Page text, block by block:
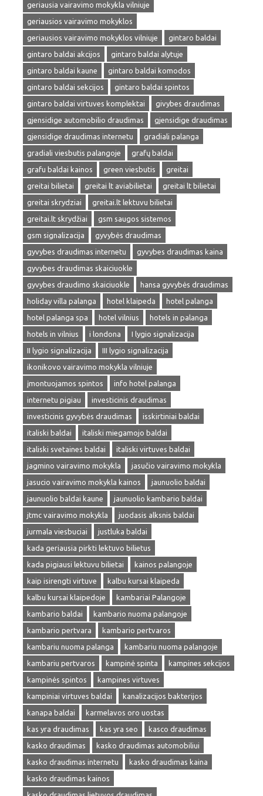
geriausia vairavimo mokykla vilniuje
geriausios vairavimo mokyklos
geriausios vairavimo mokyklos vilniuje
gintaro baldai
gintaro baldai akcijos
gintaro baldai alytuje
gintaro baldai kaune
gintaro baldai komodos
gintaro baldai sekcijos
gintaro baldai spintos
gintaro baldai virtuves komplektai
givybes draudimas
gjensidige automobilio draudimas
gjensidige draudimas
gjensidige draudimas internetu
gradiali palanga
gradiali viesbutis palangoje
grafų baldai
grafu baldai kainos
green viesbutis
greitai
greitai bilietai
greitai lt aviabilietai
greitai lt bilietai
greitai skrydziai
greitai.lt lektuvu bilietai
greitai.lt skrydžiai
gsm saugos sistemos
gsm signalizacija
gyvybės draudimas
gyvybes draudimas internetu
gyvybes draudimas kaina
gyvybes draudimas skaiciuokle
gyvybes draudimo skaiciuokle
hansa gyvybės draudimas
holiday villa palanga
hotel klaipeda
hotel palanga
hotel palanga spa
hotel vilnius
hotels in palanga
hotels in vilnius
i londona
I lygio signalizacija
II lygio signalizacija
III lygio signalizacija
ikonikovo vairavimo mokykla vilniuje
įmontuojamos spintos
info hotel palanga
internetu pigiau
investicinis draudimas
investicinis gyvybės draudimas
isskirtiniai baldai
italiski baldai
italiski miegamojo baldai
italiski svetaines baldai
italiski virtuves baldai
jagmino vairavimo mokykla
jasučio vairavimo mokykla
jasucio vairavimo mokykla kainos
jaunuolio baldai
jaunuolio baldai kaune
jaunuolio kambario baldai
jtmc vairavimo mokykla
juodasis alksnis baldai
jurmala viesbuciai
justluka baldai
kada geriausia pirkti lektuvo bilietus
kada pigiausi lektuvu bilietai
kainos palangoje
kaip isirengti virtuve
kalbu kursai klaipeda
kalbu kursai klaipedoje
kambariai Palangoje
kambario baldai
kambario nuoma palangoje
kambario pertvara
kambario pertvaros
kambariu nuoma palanga
kambariu nuoma palangoje
kambariu pertvaros
kampinė spinta
kampines sekcijos
kampinės spintos
kampines virtuves
kampiniai virtuves baldai
kanalizacijos bakterijos
kanapa baldai
karmelavos oro uostas
kas yra draudimas
kas yra seo
kasco draudimas
kasko draudimas
kasko draudimas automobiliui
kasko draudimas internetu
kasko draudimas kaina
kasko draudimas kainos